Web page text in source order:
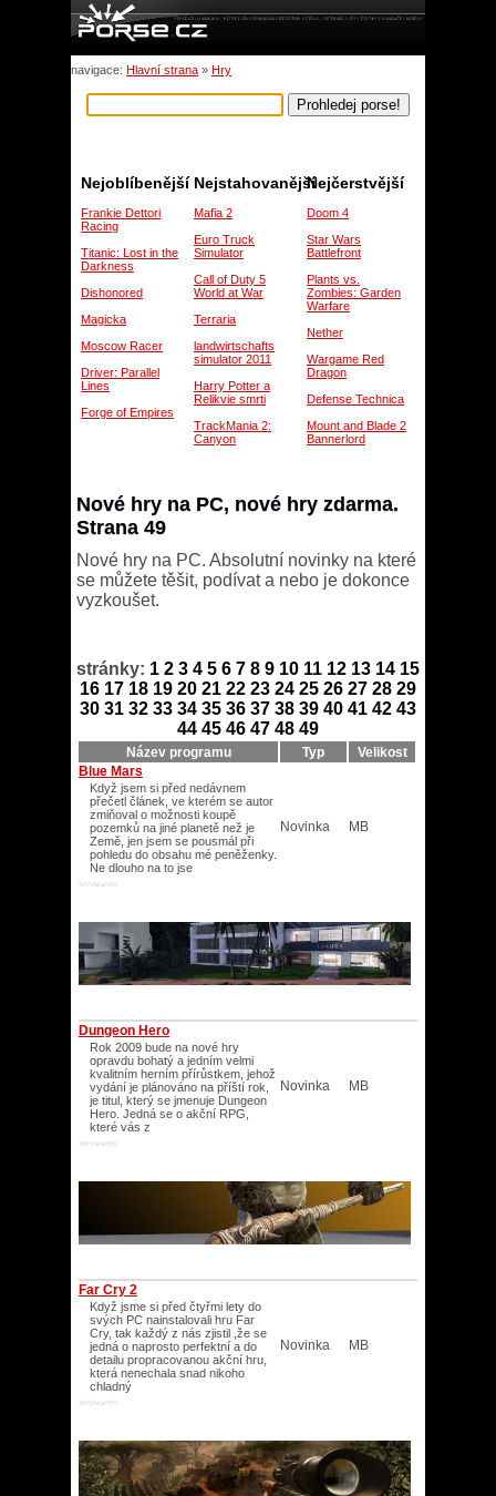
navigace: Hlavní strana » Hry
Nejčerstvější
Doom 4
Star Wars
Battlefront
Plants vs.
Zombies: Garden
Warfare
Nether
Wargame Red
Dragon
Defense Technica
Mount and Blade 2
Bannerlord
Nejstahovanější
Mafia 2
Euro Truck
Simulator
Call of Duty 5
World at War
Terraria
landwirtschafts
simulator 2011
Harry Potter a
Relikvie smrti
TrackMania 2:
Canyon
Nejoblíbenější
Frankie Dettori
Racing
Titanic: Lost in the
Darkness
Dishonored
Magicka
Moscow Racer
Driver: Parallel
Lines
Forge of Empires
Nové hry na PC, nové hry zdarma.
Strana 49
Nové hry na PC. Absolutní novinky na které
se můžete těšit, podívat a nebo je dokonce
vyzkoušet.
stránky: 1 2 3 4 5 6 7 8 9 10 11 12 13 14 15
16 17 18 19 20 21 22 23 24 25 26 27 28 29
30 31 32 33 34 35 36 37 38 39 40 41 42 43
44 45 46 47 48 49
Název programu Typ
Velikost
Blue Mars
Když jsem si před nedávnem
přečetl článek, ve kterém se autor
zmiňoval o možnosti koupě
pozemků na jiné planetě než je
Země, jen jsem se pousmál při
pohledu do obsahu mé peněženky.
Ne dlouho na to jse
XP/Vista/XP/
Novinka MB
Dungeon Hero
Rok 2009 bude na nové hry
opravdu bohatý a jedním velmi
kvalitním herním přírůstkem, jehož
vydání je plánováno na příští rok,
je titul, který se jmenuje Dungeon
Hero. Jedná se o akční RPG,
které vás z
XP/Vista/XP/
Novinka MB
Far Cry 2
Když jsme si před čtyřmi lety do
svých PC nainstalovali hru Far
Cry, tak každý z nás zjistil ,že se
jedná o naprosto perfektní a do
detailu propracovanou akční hru,
která nenechala snad nikoho
chladný
XP/Vista/XP/
Novinka MB